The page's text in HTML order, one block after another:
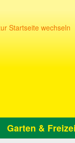
Garten &